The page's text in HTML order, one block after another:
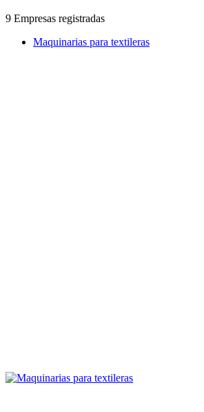
9 Empresas registradas
Maquinarias para textileras